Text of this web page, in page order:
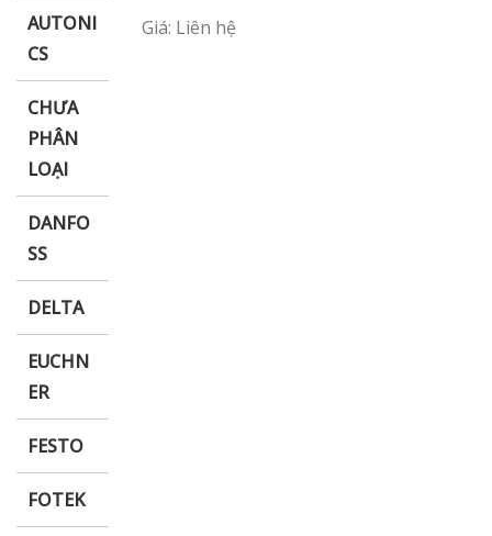
AUTONI
CS
CHƯA
PHÂN
LOẠI
DANFO
SS
DELTA
EUCHN
ER
FESTO
FOTEK
Giá: Liên hệ